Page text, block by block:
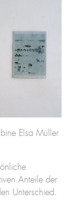
Elsa Müller
Anteile der
Unterschied.